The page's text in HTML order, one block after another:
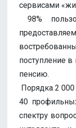
сервисами
98%
поступление
пенсию.
Порядка 2 000
40
спектру